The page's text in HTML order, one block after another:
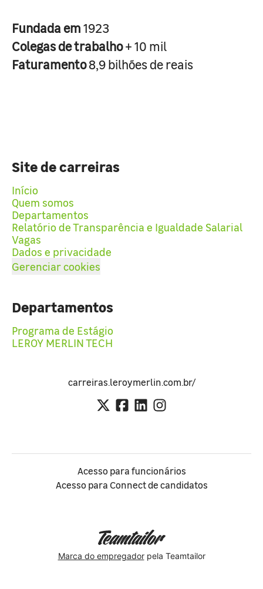
Fundada em1923
Colegas de trabalho+ 10 mil
Faturamento8,9 bilhões de reais
Site de carreiras
Início
Quem somos
Departamentos
Relatório de Transparência e Igualdade Salarial
Vagas
Dados e privacidade
Gerenciar cookies
Departamentos
Programa de Estágio
LEROY MERLIN TECH
carreiras.leroymerlin.com.br/
Acesso para funcionários
Acesso para Connect de candidatos
Marca do empregadorpela Teamtailor